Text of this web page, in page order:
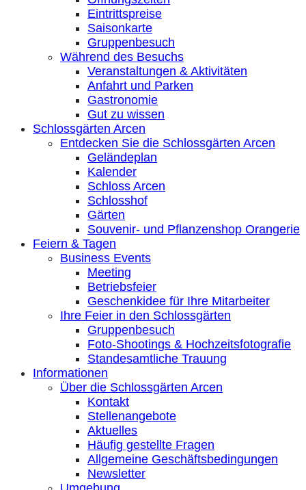
Eintrittspreise
Saisonkarte
Gruppenbesuch
Während des Besuchs
Veranstaltungen & Aktivitäten
Anfahrt und Parken
Gastronomie
Gut zu wissen
Schlossgärten Arcen
Entdecken Sie die Schlossgärten Arcen
Geländeplan
Kalender
Schloss Arcen
Schlosshof
Gärten
Souvenir- und Pflanzenshop Orangerie
Feiern & Tagen
Business Events
Meeting
Betriebsfeier
Geschenkidee für Ihre Mitarbeiter
Ihre Feier in den Schlossgärten
Gruppenbesuch
Foto-Shootings & Hochzeitsfotografie
Standesamtliche Trauung
Informationen
Über die Schlossgärten Arcen
Kontakt
Stellenangebote
Aktuelles
Häufig gestellte Fragen
Allgemeine Geschäftsbedingungen
Newsletter